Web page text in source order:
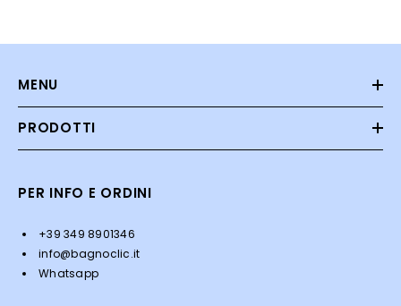
MENU
PRODOTTI
PER INFO E ORDINI
+39 349 8901346
info@bagnoclic.it
Whatsapp